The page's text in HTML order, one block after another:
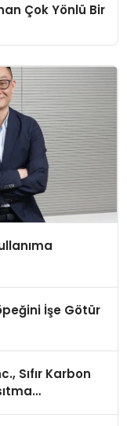
Çok Yönlü Bir
İşe Götür
Sıfır Karbon